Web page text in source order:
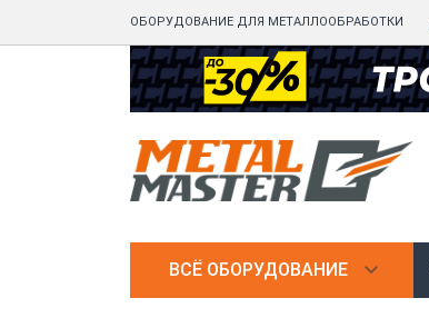
ОБОРУДОВАНИЕ ДЛЯ МЕТАЛЛООБРАБОТКИ
ВСЁ ОБОРУДОВАНИЕ